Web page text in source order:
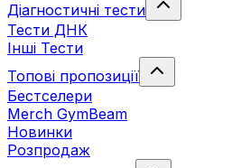
Діагностичні тести
Тести ДНК
Інші Тести
Топові пропозиції
Бестселери
Merch GymBeam
Новинки
Розпродаж